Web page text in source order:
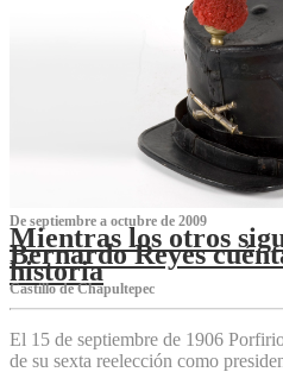
De septiembre a octubre de 2009
Mientras los otros
Bernardo Reyes
historia
Castillo de Chapultepec
El 15 de septiembre de 1906
de su sexta reelección como